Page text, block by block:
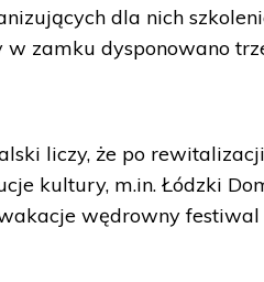
dla nich
w zamku dysponowano
liczy, że po
kultury, m.in. Łódzki
wędrowny